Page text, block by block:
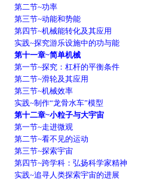
第二节~功率
第三节~动能和势能
第四节~机械能转化及其应用
实践~探究游乐设施中的功与能
第十一章~简单机械
第一节~探究：杠杆的平衡条件
第二节~滑轮及其应用
第三节~机械效率
实践~制作“龙骨水车”模型
第十二章~小粒子与大宇宙
第一节~走进微观
第二节~看不见的运动
第三节~探索宇宙
第四节~跨学科：弘扬科学家精神
实践~追寻人类探索宇宙的进展